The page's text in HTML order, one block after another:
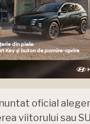
oficial
viitorului sau